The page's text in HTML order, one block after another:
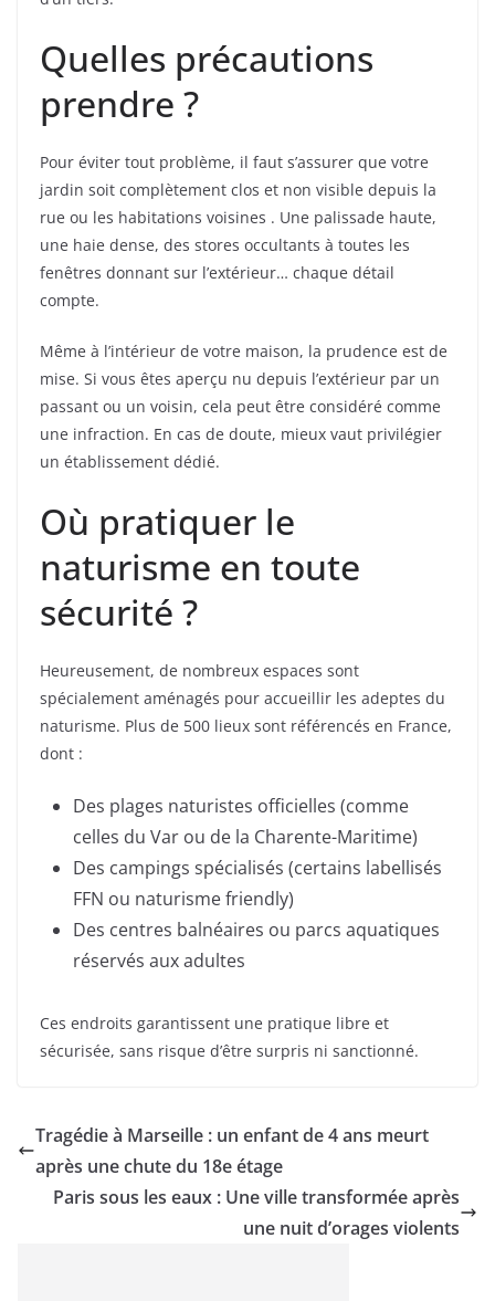
Quelles précautions
prendre ?
Pour éviter tout problème, il faut s’assurer que votre
jardin soit complètement clos et non visible depuis la
rue ou les habitations voisines . Une palissade haute,
une haie dense, des stores occultants à toutes les
fenêtres donnant sur l’extérieur… chaque détail
compte.
Même à l’intérieur de votre maison, la prudence est de
mise. Si vous êtes aperçu nu depuis l’extérieur par un
passant ou un voisin, cela peut être considéré comme
une infraction. En cas de doute, mieux vaut privilégier
un établissement dédié.
Où pratiquer le
naturisme en toute
sécurité ?
Heureusement, de nombreux espaces sont
spécialement aménagés pour accueillir les adeptes du
naturisme. Plus de 500 lieux sont référencés en France,
dont :
Des plages naturistes officielles (comme
celles du Var ou de la Charente-Maritime)
Des campings spécialisés (certains labellisés
FFN ou naturisme friendly)
Des centres balnéaires ou parcs aquatiques
réservés aux adultes
Ces endroits garantissent une pratique libre et
sécurisée, sans risque d’être surpris ni sanctionné.
Tragédie à Marseille : un enfant de 4 ans meurt
après une chute du 18e étage
Paris sous les eaux : Une ville transformée après
une nuit d’orages violents